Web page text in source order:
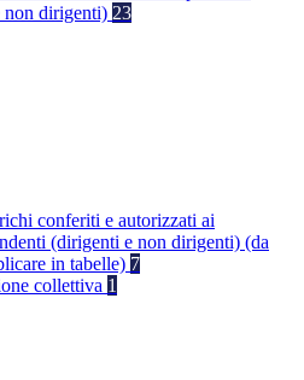
non dirigenti) 23
conferiti e autorizzati ai
(dirigenti e non dirigenti) (da
in tabelle) 7
collettiva 1